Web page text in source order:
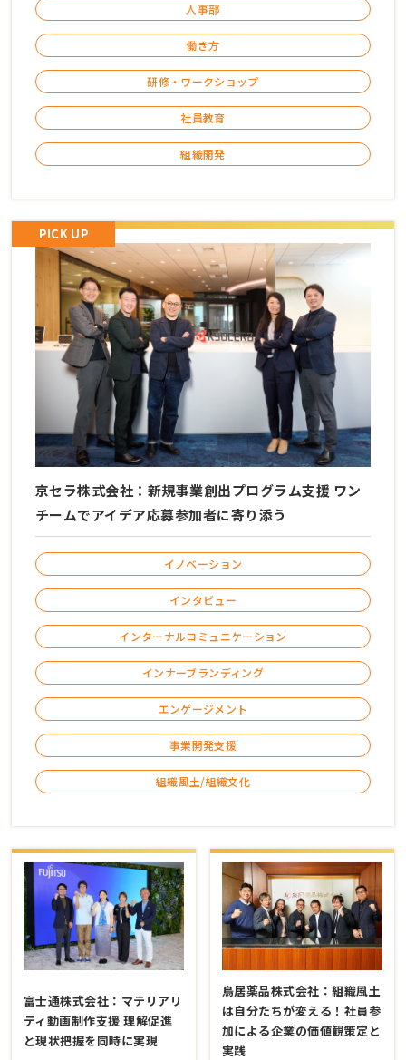
人事部
働き方
研修・ワークショップ
社員教育
組織開発
PICK UP
京セラ株式会社：新規事業創出プログラム支援 ワン
チームでアイデア応募参加者に寄り添う
イノベーション
インタビュー
インターナルコミュニケーション
インナーブランディング
エンゲージメント
事業開発支援
組織風土/組織文化
富士通株式会社：マテリアリ
ティ動画制作支援 理解促進
と現状把握を同時に実現
鳥居薬品株式会社：組織風土
は自分たちが変える！社員参
加による企業の価値観策定と
実践